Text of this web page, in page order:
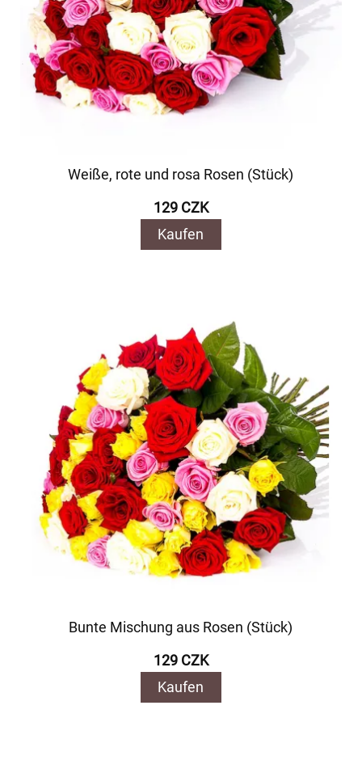
Weiße, rote und rosa Rosen (Stück)
129 CZK
Kaufen
Bunte Mischung aus Rosen (Stück)
129 CZK
Kaufen